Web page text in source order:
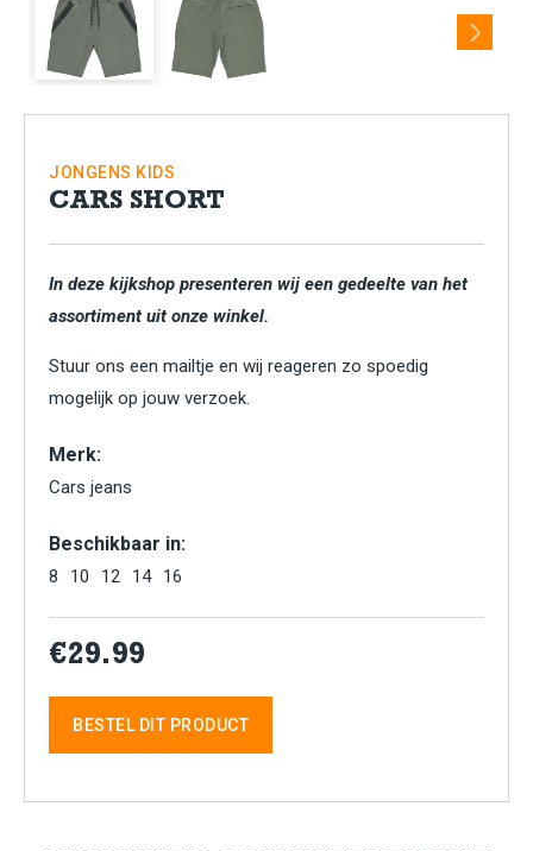
Next
JONGENS KIDS
CARS SHORT
In deze kijkshop presenteren wij een gedeelte van het
assortiment uit onze winkel.
Stuur ons een mailtje en wij reageren zo spoedig
mogelijk op jouw verzoek.
Merk:
Cars jeans
Beschikbaar in:
8 10 12 14 16
€29.99
BESTEL DIT PRODUCT